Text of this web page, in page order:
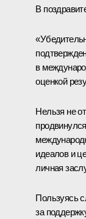
В
в
оценкой
Нельзя не
идеалов и
личная
Пользуясь
за